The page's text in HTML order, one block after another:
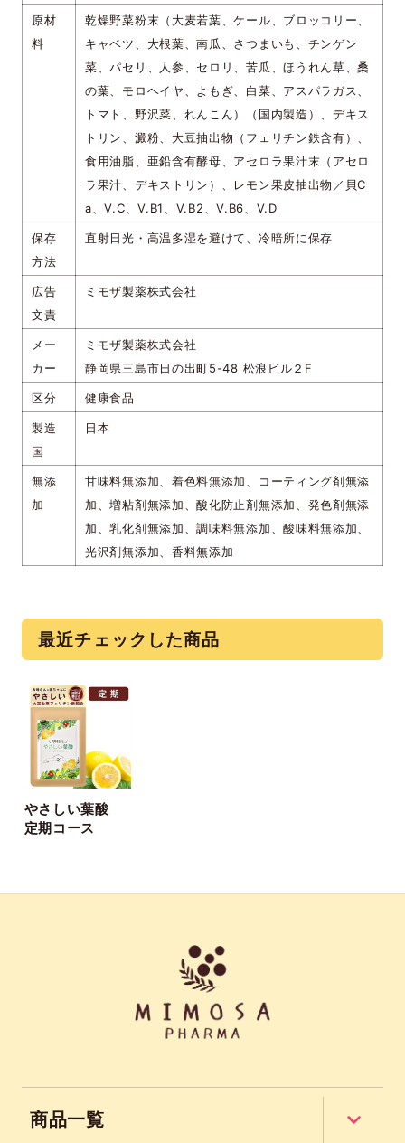
原材
料
乾燥野菜粉末（大麦若葉、ケール、ブロッコリー、
キャベツ、大根葉、南瓜、さつまいも、チンゲン
菜、パセリ、人参、セロリ、苦瓜、ほうれん草、桑
の葉、モロヘイヤ、よもぎ、白菜、アスパラガス、
トマト、野沢菜、れんこん）（国内製造）、デキス
トリン、澱粉、大豆抽出物（フェリチン鉄含有）、
食用油脂、亜鉛含有酵母、アセロラ果汁末（アセロ
ラ果汁、デキストリン）、レモン果皮抽出物／貝C
a、V.C、V.B1、V.B2、V.B6、V.D
保存
方法
直射日光・高温多湿を避けて、冷暗所に保存
広告
文責
ミモザ製薬株式会社
メー
カー
ミモザ製薬株式会社
静岡県三島市日の出町5-48 松浪ビル２F
区分 健康食品
製造
国
日本
無添
加
甘味料無添加、着色料無添加、コーティング剤無添
加、増粘剤無添加、酸化防止剤無添加、発色剤無添
加、乳化剤無添加、調味料無添加、酸味料無添加、
光沢剤無添加、香料無添加
最近チェックした商品
やさしい葉酸
定期コース
商品一覧